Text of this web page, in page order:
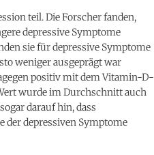
teil. Die Forscher fanden,
depressive Symptome
sie für depressive Symptome
weniger ausgeprägt war
positiv mit dem Vitamin-D-
wurde im Durchschnitt auch
darauf hin, dass
der depressiven Symptome